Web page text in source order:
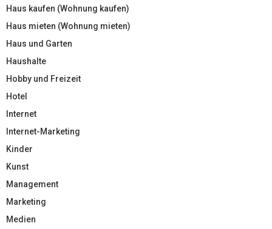
Haus kaufen (Wohnung kaufen)
Haus mieten (Wohnung mieten)
Haus und Garten
Haushalte
Hobby und Freizeit
Hotel
Internet
Internet-Marketing
Kinder
Kunst
Management
Marketing
Medien